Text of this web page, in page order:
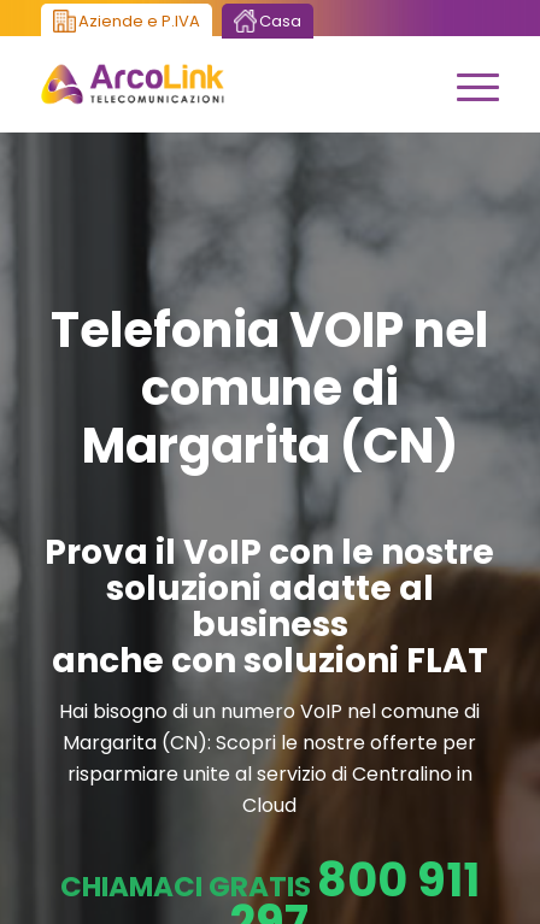
Aziende e P.IVA Casa
Telefonia VOIP nel
comune di
Margarita (CN)
Prova il VoIP con le nostre
soluzioni adatte al
business
anche con soluzioni FLAT
Hai bisogno di un numero VoIP nel comune di
Margarita (CN): Scopri le nostre offerte per
risparmiare unite al servizio di Centralino in
Cloud
CHIAMACI GRATIS 800 911